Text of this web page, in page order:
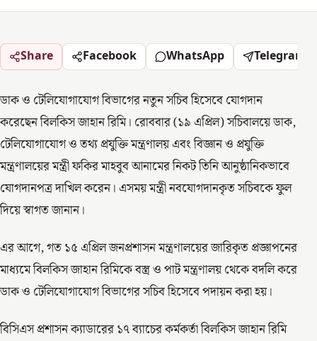
Share Facebook WhatsApp Telegram
ডাক ও টেলিযোগাযোগ বিভাগের নতুন সচিব হিসেবে যোগদান
করেছেন বিলকিস জাহান রিমি। রোববার (১৯ এপ্রিল) সচিবালয়ে ডাক,
টেলিযোগাযোগ ও তথ্য প্রযুক্তি মন্ত্রণালয় এবং বিজ্ঞান ও প্রযুক্তি
মন্ত্রণালয়ের মন্ত্রী ফকির মাহবুব আনামের নিকট তিনি আনুষ্ঠানিকভাবে
যোগদানপত্র দাখিল করেন। এসময় মন্ত্রী নবযোগদানকৃত সচিবকে ফুল
দিয়ে স্বাগত জানান।
এর আগে, গত ১৫ এপ্রিল জনপ্রশাসন মন্ত্রণালয়ের জারিকৃত প্রজ্ঞাপনের
মাধ্যমে বিলকিস জাহান রিমিকে বস্ত্র ও পাট মন্ত্রণালয় থেকে বদলি করে
ডাক ও টেলিযোগাযোগ বিভাগের সচিব হিসেবে পদায়ন করা হয়।
বিসিএস প্রশাসন ক্যাডারের ১৭ ব্যাচের কর্মকর্তা বিলকিস জাহান রিমি